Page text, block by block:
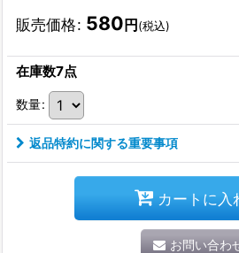
販売価格: 580 円 (税込)
在庫数7点
数量:
返品特約に関する重要事項
カートに入
お問い合わ